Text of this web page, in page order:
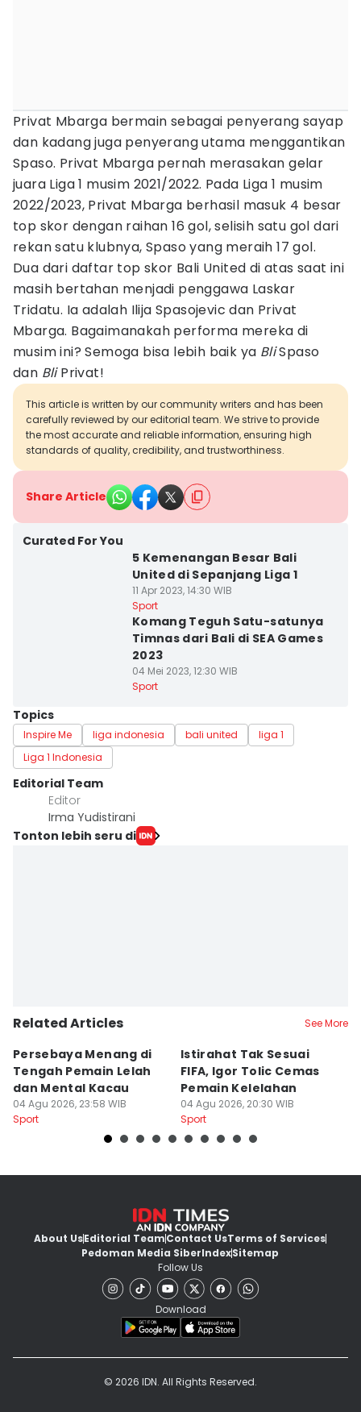
Privat Mbarga bermain sebagai penyerang sayap
dan kadang juga penyerang utama menggantikan
Spaso. Privat Mbarga pernah merasakan gelar
juara Liga 1 musim 2021/2022. Pada Liga 1 musim
2022/2023, Privat Mbarga berhasil masuk 4 besar
top skor dengan raihan 16 gol, selisih satu gol dari
rekan satu klubnya, Spaso yang meraih 17 gol.
Dua dari daftar top skor Bali United di atas saat ini
masih bertahan menjadi penggawa Laskar
Tridatu. Ia adalah Ilija Spasojevic dan Privat
Mbarga. Bagaimanakah performa mereka di
musim ini? Semoga bisa lebih baik ya BliSpaso
dan BliPrivat!
This article is written by our community writers and has been
carefully reviewed by our editorial team. We strive to provide
the most accurate and reliable information, ensuring high
standards of quality, credibility, and trustworthiness.
Share Article
Curated For You
5 Kemenangan Besar Bali
United di Sepanjang Liga 1
11 Apr 2023, 14:30 WIB
Sport
Komang Teguh Satu-satunya
Timnas dari Bali di SEA Games
2023
04 Mei 2023, 12:30 WIB
Sport
Topics
Inspire Me liga indonesia bali united
liga 1
Liga 1 Indonesia
Editorial Team
Editor
Irma Yudistirani
Tonton lebih seru di
Related Articles See More
Persebaya Menang di
Tengah Pemain Lelah
dan Mental Kacau
04 Agu 2026, 23:58 WIB
Sport
Istirahat Tak Sesuai
FIFA, Igor Tolic Cemas
Pemain Kelelahan
04 Agu 2026, 20:30 WIB
Sport
About UsEditorial TeamContact UsTerms of Services
Pedoman Media SiberIndexSitemap
Follow Us
Download
© 2026 IDN. All Rights Reserved.